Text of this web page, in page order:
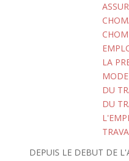
LA
DU
DU
DEPUIS LE DEBUT DE